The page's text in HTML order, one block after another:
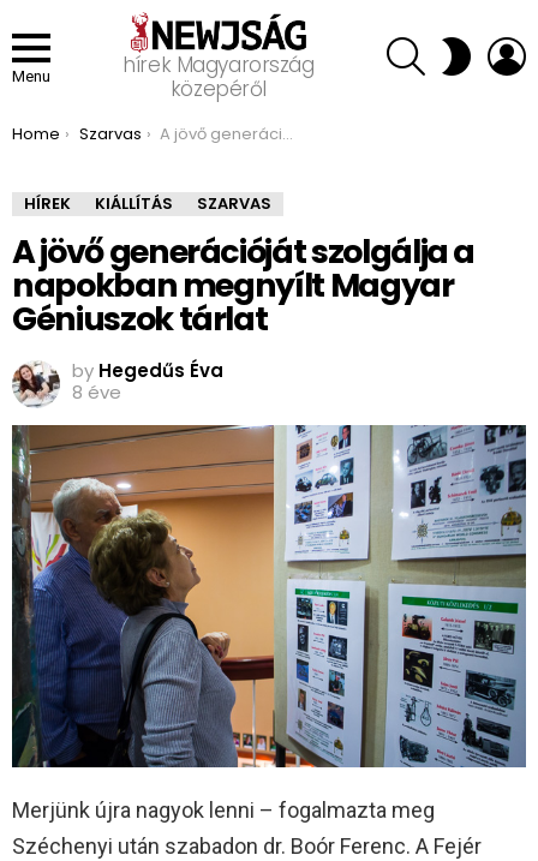
Menu
hírek Magyarország
közepéről
SEARCH SWITCH
SKIN
You are here:
Home Szarvas A jövő generációját szolgálja a napokban megnyílt Magyar Géniuszok tárlat
HÍREK KIÁLLÍTÁS SZARVAS
A jövő generációját szolgálja a
napokban megnyílt Magyar
Géniuszok tárlat
by Hegedűs Éva
8 éve
Merjünk újra nagyok lenni – fogalmazta meg
Széchenyi után szabadon dr. Boór Ferenc. A Fejér